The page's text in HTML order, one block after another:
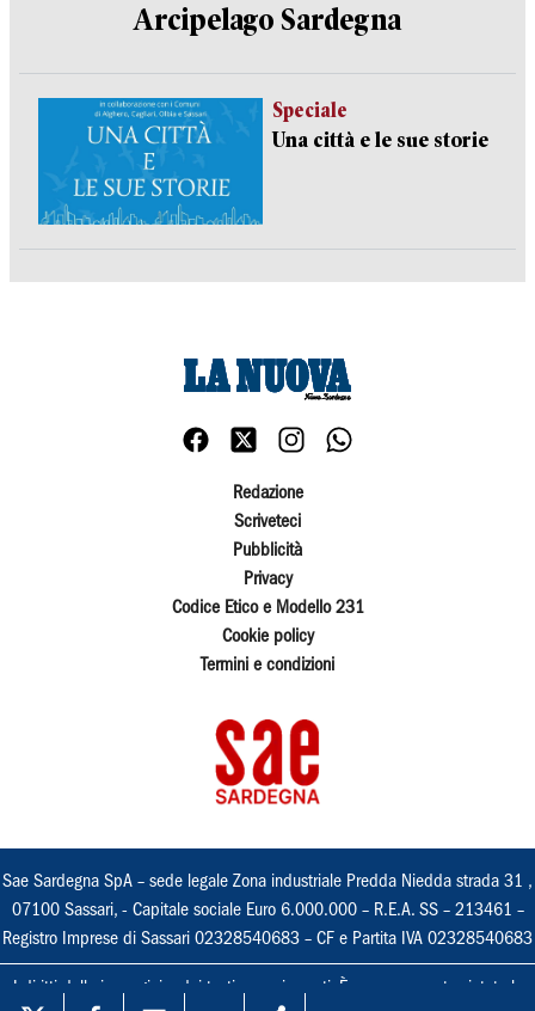
Arcipelago Sardegna
Speciale
Una città e le sue storie
Redazione
Scriveteci
Pubblicità
Privacy
Codice Etico e Modello 231
Cookie policy
Termini e condizioni
Sae Sardegna SpA – sede legale Zona industriale Predda Niedda strada 31 ,
07100 Sassari, - Capitale sociale Euro 6.000.000 – R.E.A. SS – 213461 –
Registro Imprese di Sassari 02328540683 – CF e Partita IVA 02328540683
I diritti delle immagini e dei testi sono riservati. È espressamente vietata la